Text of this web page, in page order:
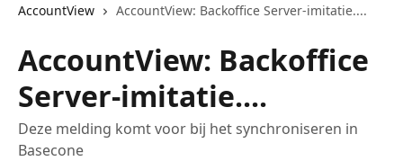
AccountView
AccountView: Backoffice Server-imitatie....
AccountView: Backoffice
Server-imitatie....
Deze melding komt voor bij het synchroniseren in
Basecone